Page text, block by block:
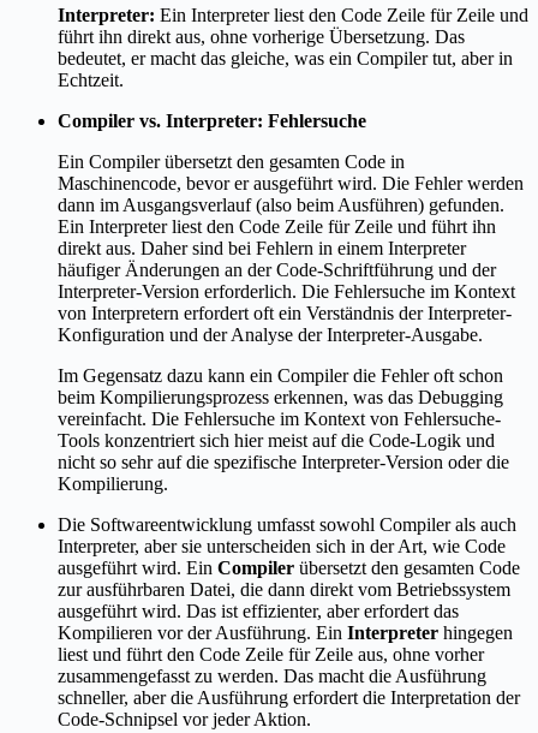
Interpreter: Ein Interpreter liest den Code Zeile für Zeile und
führt ihn direkt aus, ohne vorherige Übersetzung. Das
bedeutet, er macht das gleiche, was ein Compiler tut, aber in
Echtzeit.
Compiler vs. Interpreter: Fehlersuche
Ein Compiler übersetzt den gesamten Code in
Maschinencode, bevor er ausgeführt wird. Die Fehler werden
dann im Ausgangsverlauf (also beim Ausführen) gefunden.
Ein Interpreter liest den Code Zeile für Zeile und führt ihn
direkt aus. Daher sind bei Fehlern in einem Interpreter
häufiger Änderungen an der Code-Schriftführung und der
Interpreter-Version erforderlich. Die Fehlersuche im Kontext
von Interpretern erfordert oft ein Verständnis der Interpreter-
Konfiguration und der Analyse der Interpreter-Ausgabe.
Im Gegensatz dazu kann ein Compiler die Fehler oft schon
beim Kompilierungsprozess erkennen, was das Debugging
vereinfacht. Die Fehlersuche im Kontext von Fehlersuche-
Tools konzentriert sich hier meist auf die Code-Logik und
nicht so sehr auf die spezifische Interpreter-Version oder die
Kompilierung.
Die Softwareentwicklung umfasst sowohl Compiler als auch
Interpreter, aber sie unterscheiden sich in der Art, wie Code
ausgeführt wird. Ein Compiler übersetzt den gesamten Code
zur ausführbaren Datei, die dann direkt vom Betriebssystem
ausgeführt wird. Das ist effizienter, aber erfordert das
Kompilieren vor der Ausführung. Ein Interpreter hingegen
liest und führt den Code Zeile für Zeile aus, ohne vorher
zusammengefasst zu werden. Das macht die Ausführung
schneller, aber die Ausführung erfordert die Interpretation der
Code-Schnipsel vor jeder Aktion.